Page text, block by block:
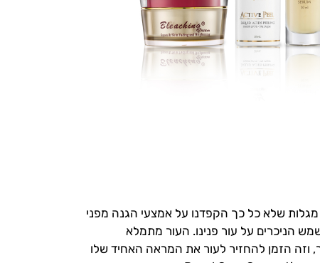
שלא כל כך הקפדנו על אמצעי הגנה מפני
הניכרים על עור פנינו. העור מתמלא
וזה הזמן להחזיר לעור את המראה האחיד שלו